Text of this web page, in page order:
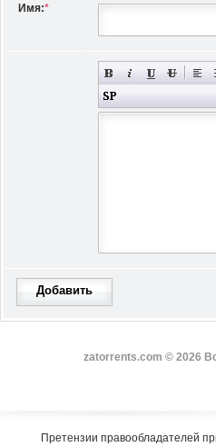
Имя:*
Добавить
zatorrents.com © 2026
Претензии правообладателей